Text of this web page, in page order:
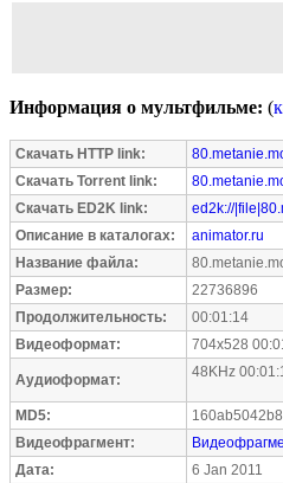
Информация о мультфильме: (
Скачать HTTP link:
Скачать Torrent link:
Скачать ED2K link:
ed2k://
Описание в каталогах:
animator.ru
Название файла:
Размер:
22736896
Продолжительность:
00:01:14
Видеоформат:
704x528
Аудиоформат: 48KHz
MD5:
Видеофрагмент:
Дата:
6 Jan 2011